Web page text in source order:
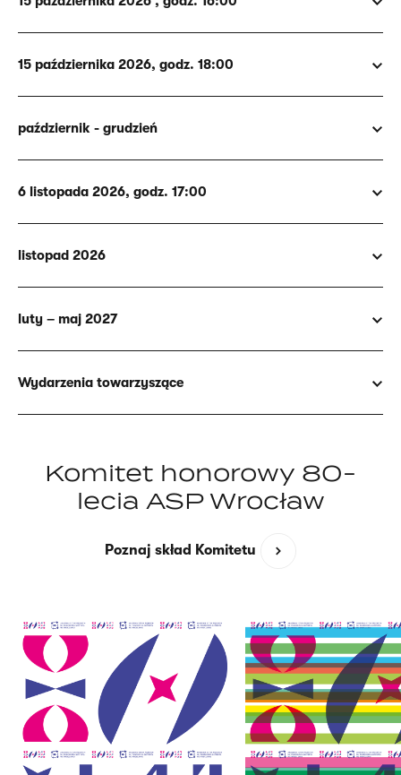
15 października 2026, godz. 18:00
październik - grudzień
6 listopada 2026, godz. 17:00
listopad 2026
luty – maj 2027
Wydarzenia towarzyszące
Komitet honorowy 80-
lecia ASP Wrocław
Poznaj skład Komitetu